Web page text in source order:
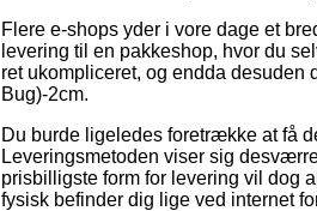
Flere e-shops yder i vore dage et
levering til en pakkeshop, hvor du
ret ukompliceret, og endda desuden
Bug)-2cm.
Du burde ligeledes foretrække at få
Leveringsmetoden viser sig
prisbilligste form for levering vil dog
fysisk befinder dig lige ved internet